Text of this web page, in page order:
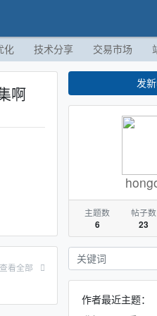
化 技术分享 交易市场
啊
查看全部
发
主题数
6
帖子数
23
作者最近主题：